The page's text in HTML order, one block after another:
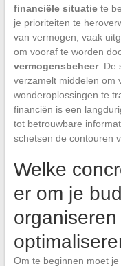
financiële situatiete
je prioriteiten te
van vermogen, vaak
om vooraf te worden
vermogensbeheer. De
verzamelt middelen om
wonderoplossingen te
financiën is een
tot betrouwbare
schetsen de contouren
Welke
er om je
Om te beginnen moet